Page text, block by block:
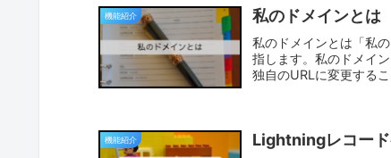
機能紹介 私のドメインとは
私のドメインとは「私
指します。私のドメイ
独自のURLに変更する
機能紹介 Lightningレコー